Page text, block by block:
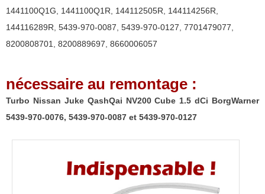
970-
0076,
5439-
1441100Q1G, 1441100Q1R, 144112505R, 144114256R,
144116289R, 5439-970-0087, 5439-970-0127, 7701479077,
8200808701, 8200889697, 8660006057
nécessaire au remontage :
Turbo Nissan Juke QashQai NV200 Cube 1.5 dCi BorgWarner
5439-970-0076, 5439-970-0087 et 5439-970-0127